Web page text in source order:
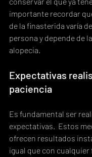
importante recordar
de la finasterida varía
persona y depende de
alopecia.
Expectativas
paciencia
Es fundamental ser
expectativas.  Estos
ofrecen resultados
igual que con